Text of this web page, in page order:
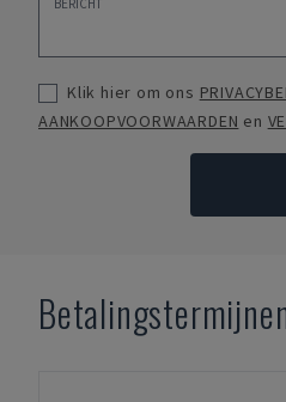
Klik hier om ons
AANKOOPVOORWAARDEN en